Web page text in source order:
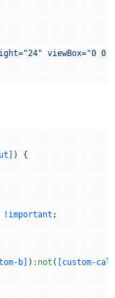
viewBox="0
viewBox="0
) {
!important ;
b] ) :not (
[custom-